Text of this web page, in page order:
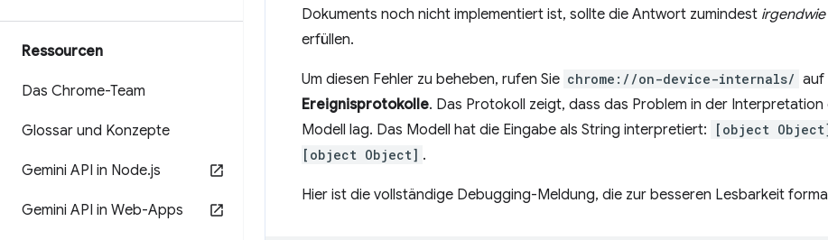
Ressourcen
Das Chrome-Team
Glossar und Konzepte
Gemini API in Node.js
Gemini API in Web-Apps
Dokuments noch nicht implementiert ist, sollte die Antwort zumindest irgendwie
erfüllen.
Um diesen Fehler zu beheben, rufen Sie chrome://on-device-internals/ auf
Ereignisprotokolle. Das Protokoll zeigt, dass das Problem in der
Modell lag. Das Modell hat die Eingabe als String interpretiert:
[object
[object Object] .
Hier ist die vollständige Debugging-Meldung, die zur besseren Lesbarkeit